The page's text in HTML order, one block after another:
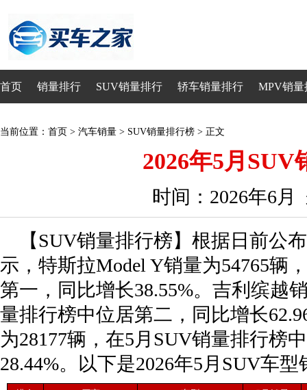
首页 销量排行 SUV销量排行 轿车销量排行 MPV销量
当前位置： 首页 > 汽车销量 > SUV销量排行榜 > 正文
2026年5月SUV
时间：2026年6
【SUV销量排行榜】根据日前公
示，特斯拉Model Y销量为54765辆
第一，同比增长38.55%。吉利缤越
量排行榜中位居第二，同比增长
为28177辆，在5月SUV销量排行榜
28.44%。以下是2026年5月SUV车